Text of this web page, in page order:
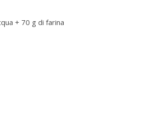
+ 70 g di farina